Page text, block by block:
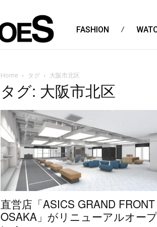
FASHION
Home タグ 大阪市北区
タグ: 大阪市北区
直営店「ASICS GRAND FRONT
OSAKA」がリニューアルオープ